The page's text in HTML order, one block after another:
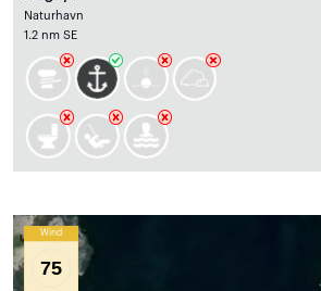
Naturhavn
1.2 nm SE
Wind
75